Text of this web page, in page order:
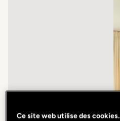
Ce site web utilise des cookies.